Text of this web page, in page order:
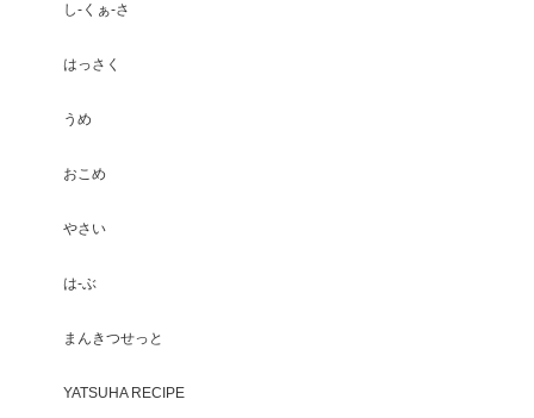
し-くぁ-さ
はっさく
うめ
おこめ
やさい
は-ぶ
まんきつせっと
YATSUHA RECIPE